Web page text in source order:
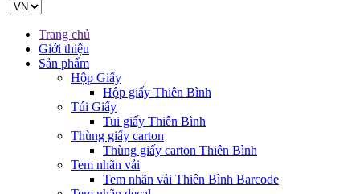
Trang chủ
Giới thiệu
Sản phẩm
Hộp Giấy
Hộp giấy Thiên Bình
Túi Giấy
Tui giấy Thiên Bình
Thùng giấy carton
Thùng giấy carton Thiên Bình
Tem nhãn vải
Tem nhãn vải Thiên Bình Barcode